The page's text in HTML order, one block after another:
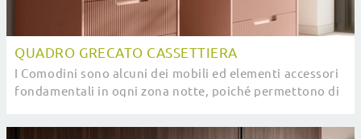
QUADRO GRECATO CASSETTIERA
I Comodini sono alcuni dei mobili ed elementi accessori
fondamentali in ogni zona notte, poiché permettono di